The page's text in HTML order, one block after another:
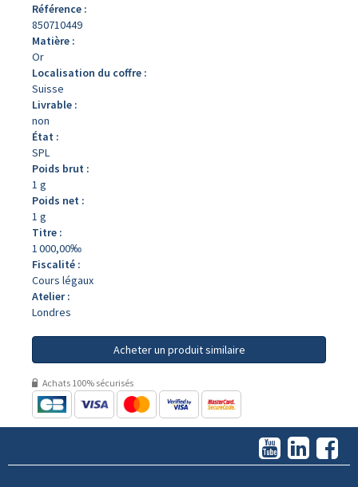
Référence :
850710449
Matière :
Or
Localisation du coffre :
Suisse
Livrable :
non
État :
SPL
Poids brut :
1 g
Poids net :
1 g
Titre :
1 000,00‰
Fiscalité :
Cours légaux
Atelier :
Londres
Acheter un produit similaire
Achats 100% sécurisés